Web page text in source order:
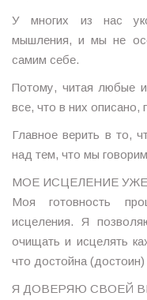
У многих из нас
мышления, и мы не
самим себе.
Потому, читая любые
все, что в них описано,
Главное верить в то,
над тем, что мы
МОЕ ИСЦЕЛЕНИЕ
Моя готовность
исцеления. Я
очищать и исцелять
что достойна
Я ДОВЕРЯЮ СВОЕЙ